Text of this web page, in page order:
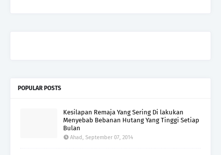
POPULAR POSTS
Kesilapan Remaja Yang Sering Di lakukan
Menyebab Bebanan Hutang Yang Tinggi Setiap
Bulan
Ahad, September 07, 2014